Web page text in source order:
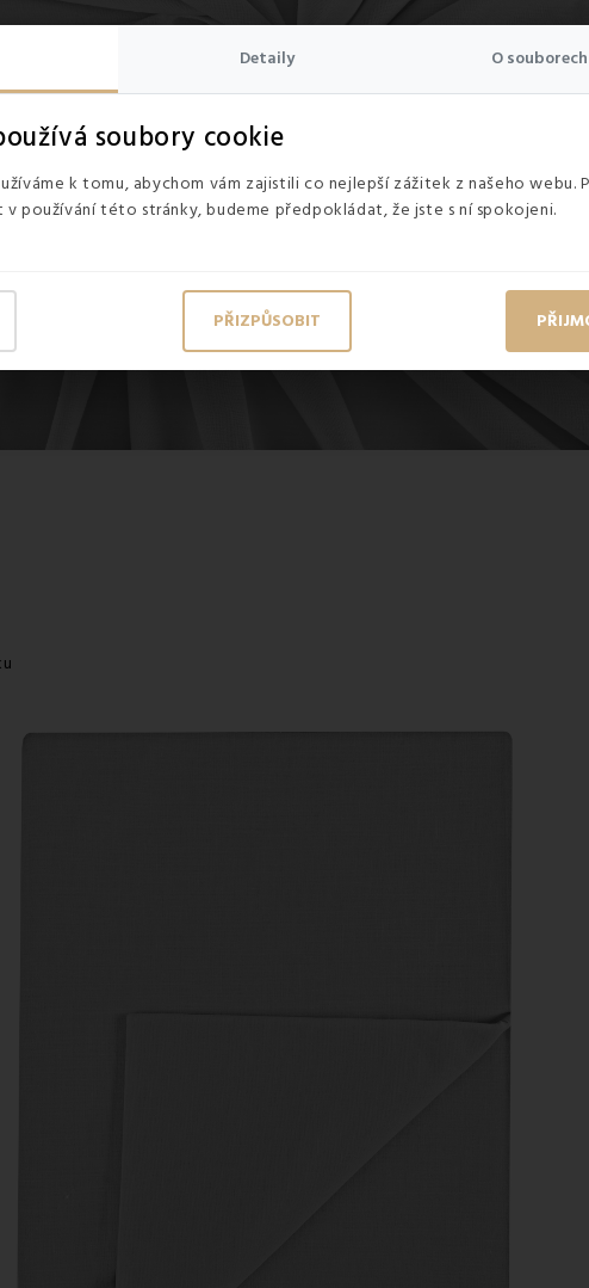
Detaily O
soubory cookie
k tomu, abychom vám zajistili co nejlepší zážitek z našeho webu.
používání této stránky, budeme předpokládat, že jste s ní spokojeni.
PŘIZPŮSOBIT